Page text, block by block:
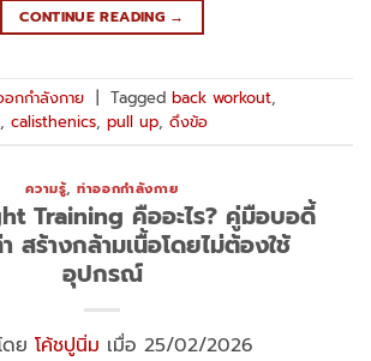
CONTINUE READING →
อกกำลังกาย Tagged back workout,
, calisthenics, pull up, ดึงข้อ
ความรู้,ท่าออกกำลังกาย
Training คืออะไร? คู่มือบอดี้
สร้างกล้ามเนื้อโดยไม่ต้องใช้
อุปกรณ์
ย โค้ชปูนิ่ม เมื่อ 25/02/2026